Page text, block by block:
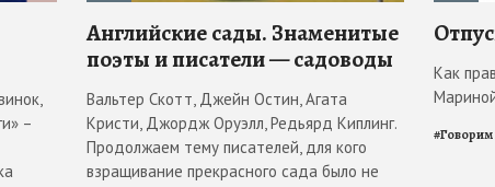
–
Английские сады. Знаменитые
поэты и писатели — садоводы
Вальтер Скотт, Джейн Остин, Агата
Кристи, Джордж Оруэлл, Редьярд Киплинг.
Продолжаем тему писателей, для кого
взращивание прекрасного сада было не
Как
#